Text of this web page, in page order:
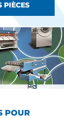
PIÈCES
POUR